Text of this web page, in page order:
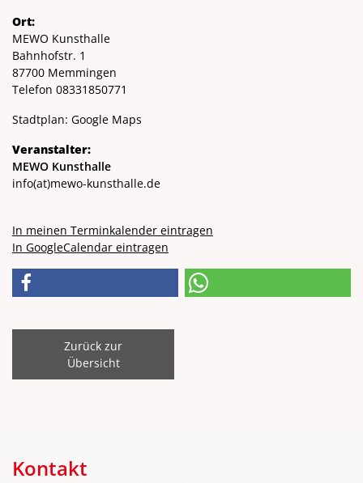
Ort:
MEWO Kunsthalle
Bahnhofstr. 1
87700 Memmingen
Telefon 08331850771
Stadtplan: Google Maps
Veranstalter:
MEWO Kunsthalle
info(at)mewo-kunsthalle.de
In meinen Terminkalender eintragen
In GoogleCalendar eintragen
Zurück zur
Übersicht
Kontakt